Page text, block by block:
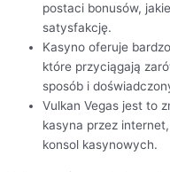
postaci bonusów,
satysfakcję.
Kasyno oferuje
które przyciągają
sposób i
Vulkan Vegas jest to
kasyna przez
konsol kasynowych.